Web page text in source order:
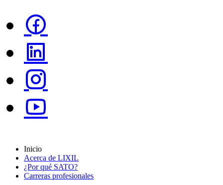
Inicio
Acerca de LIXIL
¿Por qué SATO?
Carreras profesionales